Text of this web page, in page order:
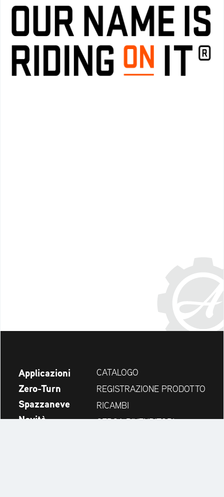
Applicazioni
Zero-Turn
Spazzaneve
Novità
CATALOGO
REGISTRAZIONE PRODOTTO
RICAMBI
CERCA RIVENDITORI